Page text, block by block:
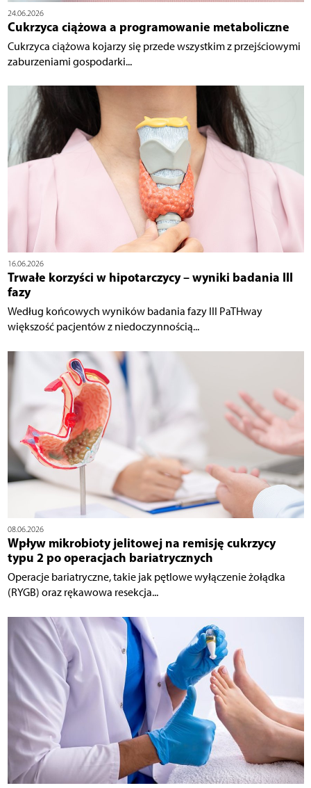
24.06.2026
Cukrzyca ciążowa a programowanie metaboliczne
Cukrzyca ciążowa kojarzy się przede wszystkim z przejściowymi
zaburzeniami gospodarki...
16.06.2026
Trwałe korzyści w hipotarczycy – wyniki badania III
fazy
Według końcowych wyników badania fazy III PaTHway
większość pacjentów z niedoczynnością...
08.06.2026
Wpływ mikrobioty jelitowej na remisję cukrzycy
typu 2 po operacjach bariatrycznych
Operacje bariatryczne, takie jak pętlowe wyłączenie żołądka
(RYGB) oraz rękawowa resekcja...